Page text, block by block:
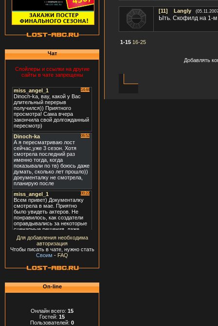
Чат
Спойлеры и ссылки на другие
сайты в чате запрещены
Для добавления необходима
авторизация
Чтобы писать в чате, нужно стать
Своим - FAQ
On-line
Онлайн всего: 15
Гостей: 15
Пользователей: 0
[11] Langly
Ыть. Скофилд на 1-м
1-15 16-25
Добавлять